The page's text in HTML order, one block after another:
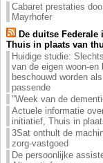
Cabaret prestaties
Mayrhofer
De duitse Federale
Thuis in plaats van
Huidige studie:
van de eigen woon-en
beschouwd worden
passende
"Week van de
Actuele informatie
initiatief, Thuis in
3Sat onthult de
zorg-vastgoed
De persoonlijke